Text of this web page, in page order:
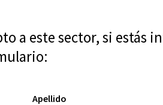
a este sector, si estás
Apellido